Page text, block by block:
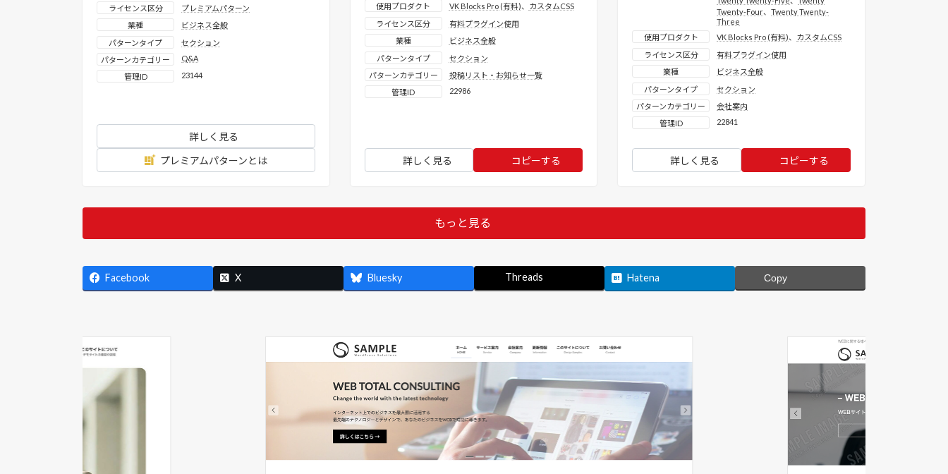
ライセンス区分
プレミアムパターン
業種
ビジネス全般
パターンタイプ
セクション
パターンカテゴリー
Q&A
管理ID 23144
詳しく見る
プレミアムパターンとは
使用プロダクト VK Blocks Pro (有料)、
カスタムCSS
ライセンス区分
有料プラグイン使用
業種
ビジネス全般
パターンタイプ
セクション
パターンカテゴリー
投稿リスト・お知らせ一覧
管理ID
22986
詳しく見る コピーする
Twenty-Four、Twenty Twenty-
Three
使用プロダクト
VK Blocks Pro (有料)、 カスタムCSS
ライセンス区分
有料プラグイン使用
業種
ビジネス全般
パターンタイプ
セクション
パターンカテゴリー
会社案内
管理ID
22841
詳しく見る コピーする
もっと見る
Facebook X Bluesky Threads Hatena Copy